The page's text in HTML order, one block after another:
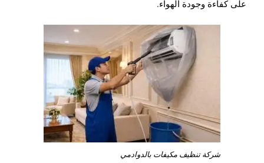
على كفاءة وجودة الهواء.
شركة تنظيف مكيفات بالدوادمي